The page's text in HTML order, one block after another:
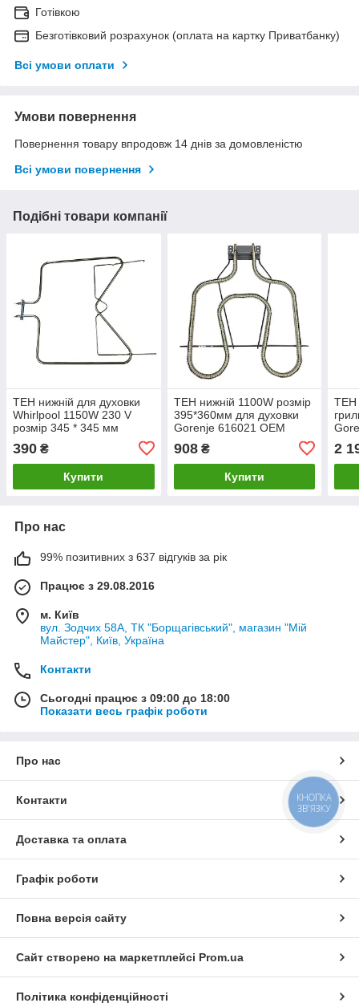
Готівкою
Безготівковий розрахунок (оплата на картку Приватбанку)
Всі умови оплати
Умови повернення
Повернення товару впродовж 14 днів за домовленістю
Всі умови повернення
Подібні товари компанії
ТЕН нижній для духовки
Whirlpool 1150W 230 V
розмір 345 * 345 мм
390 ₴
Купити
ТЕН нижній 1100W розмір
395*360мм для духовки
Gorenje 616021 OEM
908₴
Купити
ТЕН
2
Про нас
99% позитивних з 637 відгуків за рік
Працює з 29.08.2016
м. Київ
вул. Зодчих 58А, ТК "Борщагівський", магазин "Мій
Майстер", Київ, Україна
Контакти
Сьогодні працює з 09:00 до 18:00
Показати весь графік роботи
Про нас
Контакти
Доставка та оплата
Графік роботи
Повна версія сайту
Сайт створено на маркетплейсі Prom.ua
Політика конфіденційності
КНОПКА
ЗВ'ЯЗКУ